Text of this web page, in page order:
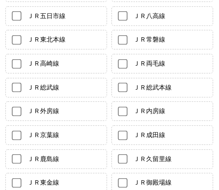
ＪＲ五日市線 ＪＲ八高線
ＪＲ東北本線 ＪＲ常磐線
ＪＲ高崎線 ＪＲ両毛線
ＪＲ総武線 ＪＲ総武本線
ＪＲ外房線 ＪＲ内房線
ＪＲ京葉線 ＪＲ成田線
ＪＲ鹿島線 ＪＲ久留里線
ＪＲ東金線 ＪＲ御殿場線